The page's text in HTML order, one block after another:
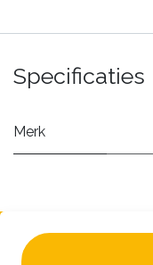
Specificaties
Merk